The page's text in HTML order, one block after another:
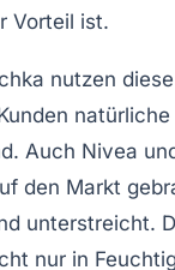
Vorteil ist.
nutzen
Auch Nivea
den Markt
unterstreicht.
nur in